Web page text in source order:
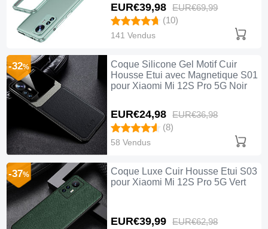
EUR€39,98 EUR€69,99
(10)
141 Vendus
Coque Silicone Gel Motif Cuir
Housse Etui avec Magnetique S01
pour Xiaomi Mi 12S Pro 5G Noir
EUR€24,98 EUR€36,98
-32%
(8)
58 Vendus
Coque Luxe Cuir Housse Etui S03
pour Xiaomi Mi 12S Pro 5G Vert
EUR€39,99 EUR€62,98
-37%